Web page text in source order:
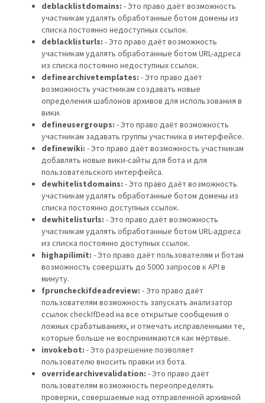
deblacklistdomains: - Это право даёт возможность
участникам удалять обработанные ботом домены из
списка постоянно недоступных ссылок.
deblacklisturls: - Это право даёт возможность
участникам удалять обработанные ботом URL-адреса
из списка постоянно недоступных ссылок.
definearchivetemplates: - Это право даёт
возможность участникам создавать новые
определения шаблонов архивов для использования в
вики.
defineusergroups: - Это право даёт возможность
участникам задавать группы участника в интерфейсе.
definewiki: - Это право даёт возможность участникам
добавлять новые вики-сайты для бота и для
пользовательского интерфейса.
dewhitelistdomains: - Это право даёт возможность
участникам удалять обработанные ботом домены из
списка постоянно доступных ссылок.
dewhitelisturls: - Это право даёт возможность
участникам удалять обработанные ботом URL-адреса
из списка постоянно доступных ссылок.
highapilimit: - Это право даёт пользователям и ботам
возможность совершать до 5000 запросов к API в
минуту.
fpruncheckifdeadreview: - Это право даёт
пользователям возможность запускать анализатор
ссылок checkIfDead на все открытые сообщения о
ложных срабатываниях, и отмечать исправленными те,
которые больше не воспринимаются как мёртвые.
invokebot: - Это разрешение позволяет
пользователю вносить правки из бота.
overridearchivevalidation: - Это право даёт
пользователям возможность переопределять
проверки, совершаемые над отправленной архивной